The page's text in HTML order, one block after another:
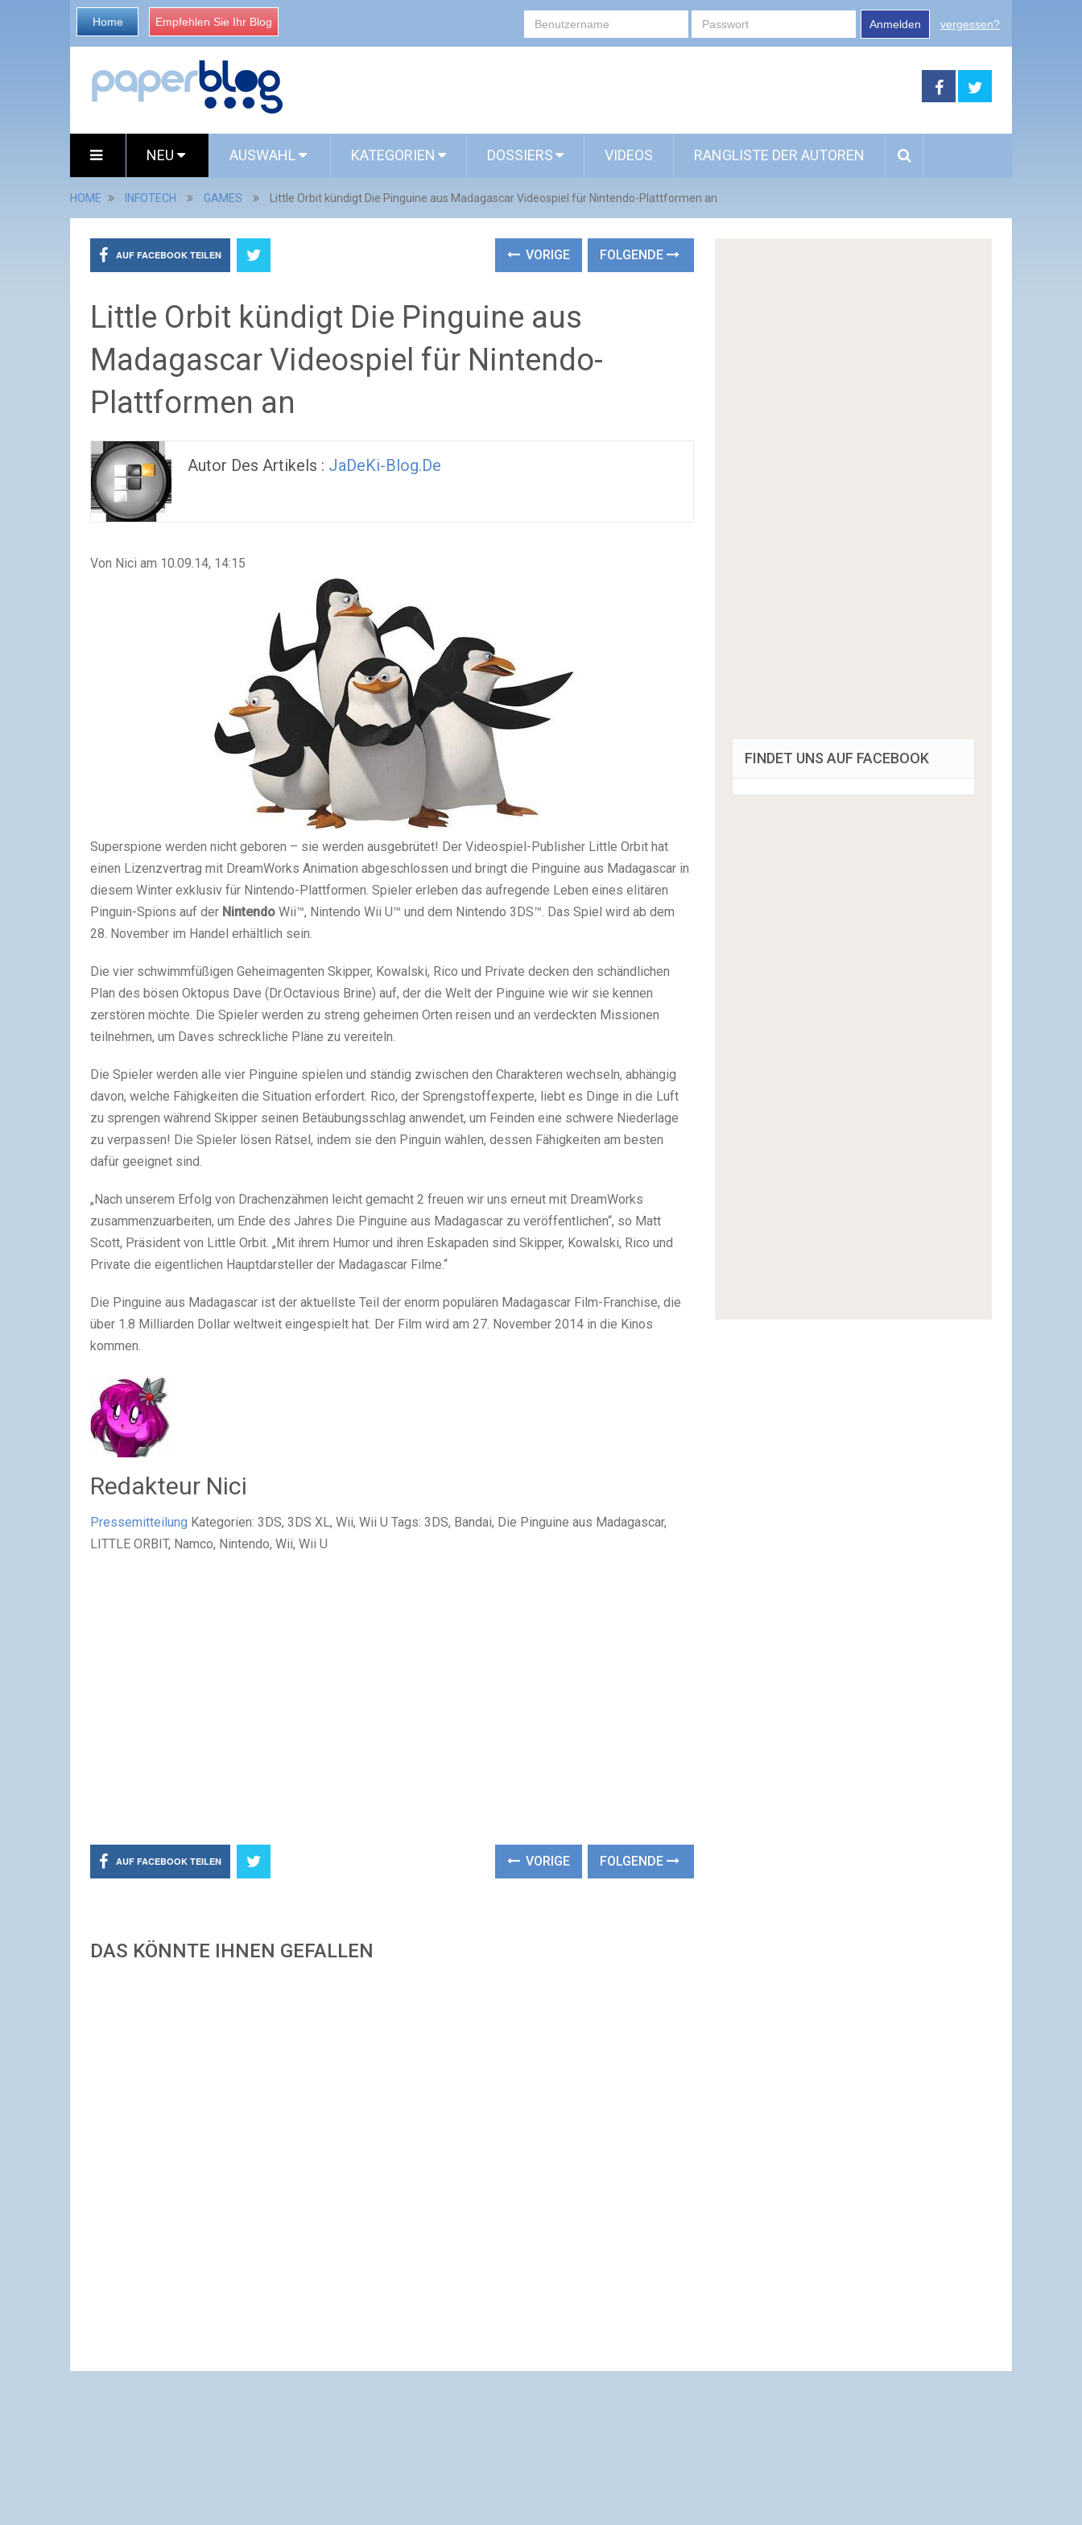
Home Empfehlen Sie Ihr Blog Anmelden vergessen?
NEU AUSWAHL KATEGORIEN DOSSIERS VIDEOS RANGLISTE DER AUTOREN
HOME INFOTECH GAMES Little Orbit kündigt Die Pinguine aus Madagascar Videospiel für Nintendo-Plattformen an
AUF FACEBOOK TEILEN VORIGE FOLGENDE
Little Orbit kündigt Die Pinguine aus
Madagascar Videospiel für Nintendo-
Plattformen an
Autor Des Artikels : JaDeKi-Blog.de
Von Nici am 10.09.14, 14:15
Superspione werden nicht geboren – sie werden ausgebrütet! Der Videospiel-Publisher Little Orbit hat
einen Lizenzvertrag mit DreamWorks Animation abgeschlossen und bringt die Pinguine aus Madagascar in
diesem Winter exklusiv für Nintendo-Plattformen. Spieler erleben das aufregende Leben eines elitären
Pinguin-Spions auf der Nintendo Wii™, Nintendo Wii U™ und dem Nintendo 3DS™. Das Spiel wird ab dem
28. November im Handel erhältlich sein.
Die vier schwimmfüßigen Geheimagenten Skipper, Kowalski, Rico und Private decken den schändlichen
Plan des bösen Oktopus Dave (Dr.Octavious Brine) auf, der die Welt der Pinguine wie wir sie kennen
zerstören möchte. Die Spieler werden zu streng geheimen Orten reisen und an verdeckten Missionen
teilnehmen, um Daves schreckliche Pläne zu vereiteln.
Die Spieler werden alle vier Pinguine spielen und ständig zwischen den Charakteren wechseln, abhängig
davon, welche Fähigkeiten die Situation erfordert. Rico, der Sprengstoffexperte, liebt es Dinge in die Luft
zu sprengen während Skipper seinen Betäubungsschlag anwendet, um Feinden eine schwere Niederlage
zu verpassen! Die Spieler lösen Rätsel, indem sie den Pinguin wählen, dessen Fähigkeiten am besten
dafür geeignet sind.
„Nach unserem Erfolg von Drachenzähmen leicht gemacht 2 freuen wir uns erneut mit DreamWorks
zusammenzuarbeiten, um Ende des Jahres Die Pinguine aus Madagascar zu veröffentlichen“, so Matt
Scott, Präsident von Little Orbit. „Mit ihrem Humor und ihren Eskapaden sind Skipper, Kowalski, Rico und
Private die eigentlichen Hauptdarsteller der Madagascar Filme.“
Die Pinguine aus Madagascar ist der aktuellste Teil der enorm populären Madagascar Film-Franchise, die
über 1.8 Milliarden Dollar weltweit eingespielt hat. Der Film wird am 27. November 2014 in die Kinos
kommen.
Redakteur Nici
Pressemitteilung Kategorien: 3DS, 3DS XL, Wii, Wii U Tags: 3DS, Bandai, Die Pinguine aus Madagascar,
LITTLE ORBIT, Namco, Nintendo, Wii, Wii U
AUF FACEBOOK TEILEN VORIGE FOLGENDE
DAS KÖNNTE IHNEN GEFALLEN
FINDET UNS AUF FACEBOOK